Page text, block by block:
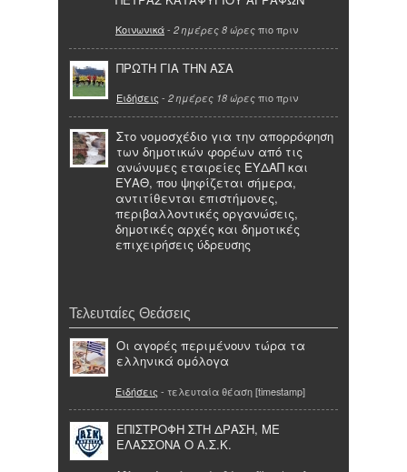
Κοινωνικά- 2 ημέρες 8 ώρες πιο πριν
ΠΡΩΤΗ ΓΙΑ ΤΗΝ ΑΣΑ
Ειδήσεις - 2 ημέρες 18 ώρες πιο πριν
Στο νομοσχέδιο για την απορρόφηση
των δημοτικών φορέων από τις
ανώνυμες εταιρείες ΕΥΔΑΠ και
ΕΥΑΘ, που ψηφίζεται σήμερα,
αντιτίθενται επιστήμονες,
περιβαλλοντικές οργανώσεις,
δημοτικές αρχές και δημοτικές
επιχειρήσεις ύδρευσης
Τελευταίες Θεάσεις
Οι αγορές περιμένουν τώρα τα
ελληνικά ομόλογα
Ειδήσεις - τελευταία θέαση [timestamp]
ΕΠΙΣΤΡΟΦΗ ΣΤΗ ΔΡΑΣΗ, ΜΕ
ΕΛΑΣΣΟΝΑ Ο Α.Σ.Κ.